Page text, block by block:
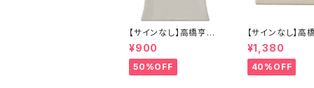
【サインなし】高橋亨明×
岩瀬敬吾コラボイラスト
巾着
¥900
50%OFF
【サインなし】
竹森マサユキコ
ストポーチ
¥1,380
40%OFF